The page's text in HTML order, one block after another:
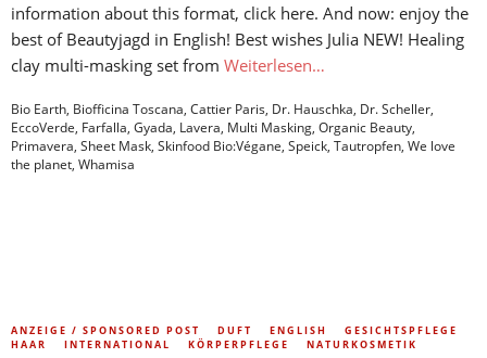
information about this format, click here. And now: enjoy the
best of Beautyjagd in English! Best wishes Julia NEW! Healing
clay multi-masking set from Weiterlesen…
Bio Earth, Biofficina Toscana, Cattier Paris, Dr. Hauschka, Dr. Scheller,
EccoVerde, Farfalla, Gyada, Lavera, Multi Masking, Organic Beauty,
Primavera, Sheet Mask, Skinfood Bio:Végane, Speick, Tautropfen, We love
the planet, Whamisa
ANZEIGE / SPONSORED POST DUFT ENGLISH
GESICHTSPFLEGE
HAAR
INTERNATIONAL KÖRPERPFLEGE NATURKOSMETIK